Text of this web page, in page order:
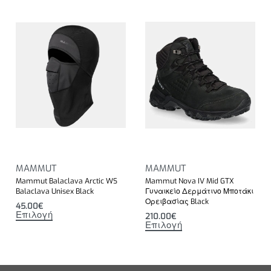
MAMMUT
Mammut Balaclava Arctic WS
Balaclava Unisex Black
45.00€
Επιλογή
MAMMUT
Mammut Nova IV Mid GTX
Γυναικείο Δερμάτινο Μποτάκι
Ορειβασίας Black
210.00€
Επιλογή